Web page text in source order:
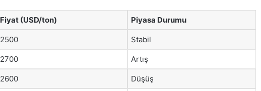
Fiyat (USD/ton) Piyasa Durumu
2500 Stabil
2700 Artış
2600 Düşüş